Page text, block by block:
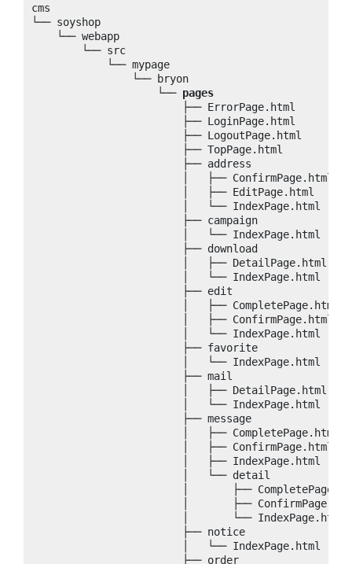
cms
└── soyshop
    └── webapp
        └── src
            └── mypage
                └── bryon
                    └──
pages
                        ├── ErrorPage.html
                        ├── LoginPage.html
                        ├── LogoutPage.html
                        ├── TopPage.html
                        ├── address
                        │   ├── ConfirmPage.html
                        │   ├── EditPage.html
                        │   └── IndexPage.html
                        ├── campaign
                        │   └── IndexPage.html
                        ├── download
                        │   ├── DetailPage.html
                        │   └── IndexPage.html
                        ├── edit
                        │   ├── CompletePage.html
                        │   ├── ConfirmPage.html
                        │   └── IndexPage.html
                        ├── favorite
                        │   └── IndexPage.html
                        ├── mail
                        │   ├── DetailPage.html
                        │   └── IndexPage.html
                        ├── message
                        │   ├── CompletePage.html
                        │   ├── ConfirmPage.html
                        │   ├── IndexPage.html
                        │   └── detail
│       ├──
│       ├──
                        │       └── IndexPage.html
                        ├── notice
                        │   └── IndexPage.html
                        ├── order